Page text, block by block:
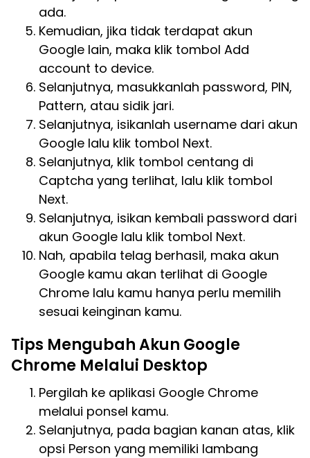
ada.
Kemudian, jika tidak terdapat akun
Google lain, maka klik tombol Add
account to device.
Selanjutnya, masukkanlah password, PIN,
Pattern, atau sidik jari.
Selanjutnya, isikanlah username dari akun
Google lalu klik tombol Next.
Selanjutnya, klik tombol centang di
Captcha yang terlihat, lalu klik tombol
Next.
Selanjutnya, isikan kembali password dari
akun Google lalu klik tombol Next.
Nah, apabila telag berhasil, maka akun
Google kamu akan terlihat di Google
Chrome lalu kamu hanya perlu memilih
sesuai keinginan kamu.
Tips Mengubah Akun Google
Chrome Melalui Desktop
Pergilah ke aplikasi Google Chrome
melalui ponsel kamu.
Selanjutnya, pada bagian kanan atas, klik
opsi Person yang memiliki lambang